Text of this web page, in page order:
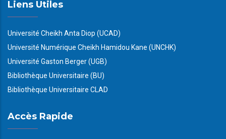
Liens Utiles
Université Cheikh Anta Diop (UCAD)
Université Numérique Cheikh Hamidou Kane (UNCHK)
Université Gaston Berger (UGB)
Bibliothèque Universitaire (BU)
Bibliothèque Universitaire CLAD
Accès Rapide